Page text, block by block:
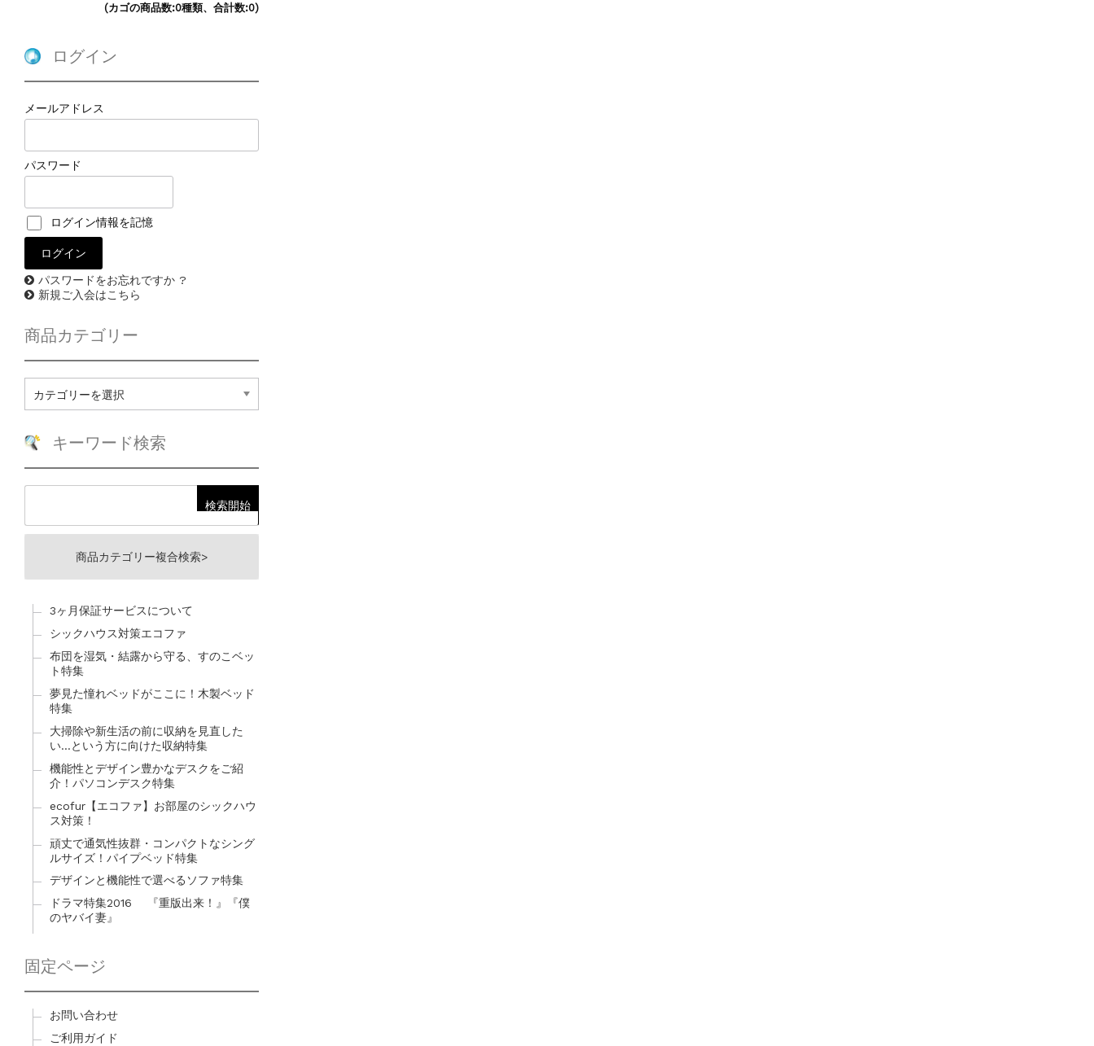
(カゴの商品数:0種類、合計数:0)
ログイン
メールアドレス
パスワード
ログイン情報を記憶
パスワードをお忘れですか ?
新規ご入会はこちら
商品カテゴリー
品
カ
ゴ
ー
キーワード検索
商品カテゴリー複合検索>
3ヶ月保証サービスについて
シックハウス対策エコファ
布団を湿気・結露から守る、すのこベッ
ト特集
夢見た憧れベッドがここに！木製ベッド
特集
大掃除や新生活の前に収納を見直した
い…という方に向けた収納特集
機能性とデザイン豊かなデスクをご紹
介！パソコンデスク特集
ecofur【エコファ】お部屋のシックハウ
ス対策！
頑丈で通気性抜群・コンパクトなシング
ルサイズ！パイプベッド特集
デザインと機能性で選べるソファ特集
ドラマ特集2016 『重版出来！』『僕
のヤバイ妻』
固定ページ
お問い合わせ
ご利用ガイド